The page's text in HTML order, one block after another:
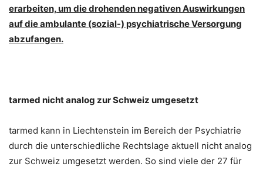
erarbeiten, um die drohenden negativen Auswirkungen
auf die ambulante (sozial-) psychiatrische Versorgung
abzufangen.
tarmed nicht analog zur Schweiz umgesetzt
tarmed kann in Liechtenstein im Bereich der Psychiatrie
durch die unterschiedliche Rechtslage aktuell nicht analog
zur Schweiz umgesetzt werden. So sind viele der 27 für